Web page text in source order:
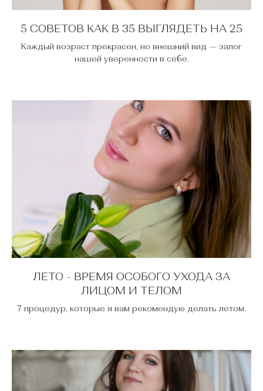
5 СОВЕТОВ КАК В 35 ВЫГЛЯДЕТЬ НА 25
Каждый возраст прекрасен, но внешний вид — залог
нашей уверенности в себе.
ЛЕТО - ВРЕМЯ ОСОБОГО УХОДА ЗА
ЛИЦОМ И ТЕЛОМ
7 процедур, которые я вам рекомендую делать летом.